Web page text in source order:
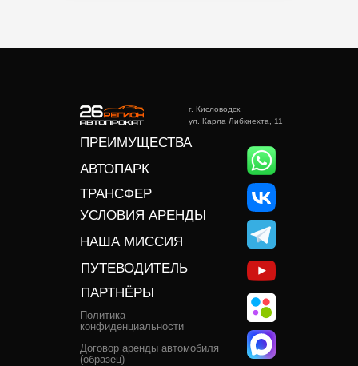
г. Кисловодск,
ул. Карла Либкнехта, 11
ПРЕИМУЩЕСТВА
ТРАНСФЕР
АВТОПАРК
УСЛОВИЯ АРЕНДЫ
ПУТЕВОДИТЕЛЬ
НАША МИССИЯ
Политика
конфиденциальности
Договор аренды автомобиля
(образец)
ПАРТНЁРЫ